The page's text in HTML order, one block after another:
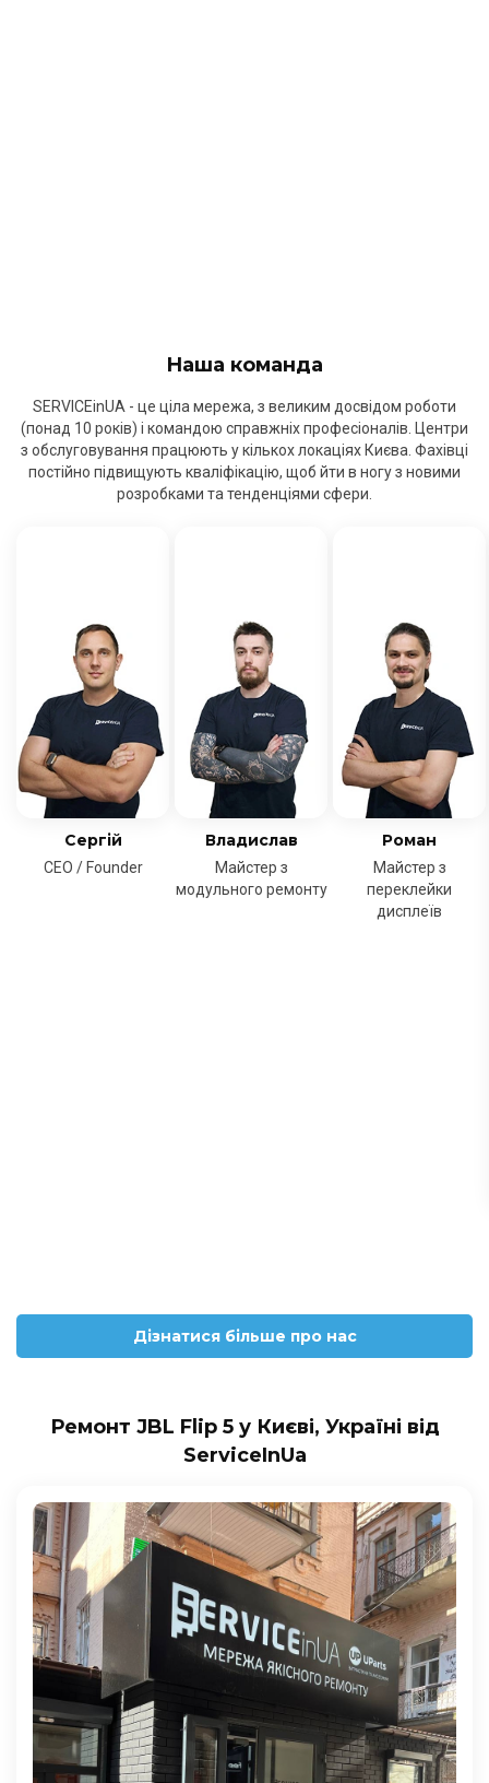
Наша команда
SERVICEinUA - це ціла мережа, з великим досвідом роботи
(понад 10 років) і командою справжніх професіоналів. Центри
з обслуговування працюють у кількох локаціях Києва. Фахівці
постійно підвищують кваліфікацію, щоб йти в ногу з новими
розробками та тенденціями сфери.
Сергій
CEO / Founder
Владислав
Майстер з
модульного ремонту
Роман
Майстер з
переклейки
дисплеїв
Дізнатися більше про нас
Ремонт JBL Flip 5 у Києві, Україні від
ServiceInUa